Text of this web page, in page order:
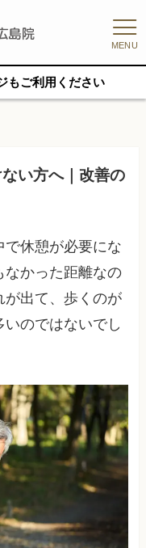
MENU
もご利用ください
い方へ｜改善の
休憩が必要にな
なかった距離なの
が出て、歩くのが
のではないでし